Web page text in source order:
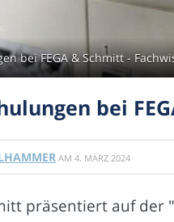
bei FEGA & Schmitt -
bei
AM 4. MÄRZ 2024
präsentiert auf